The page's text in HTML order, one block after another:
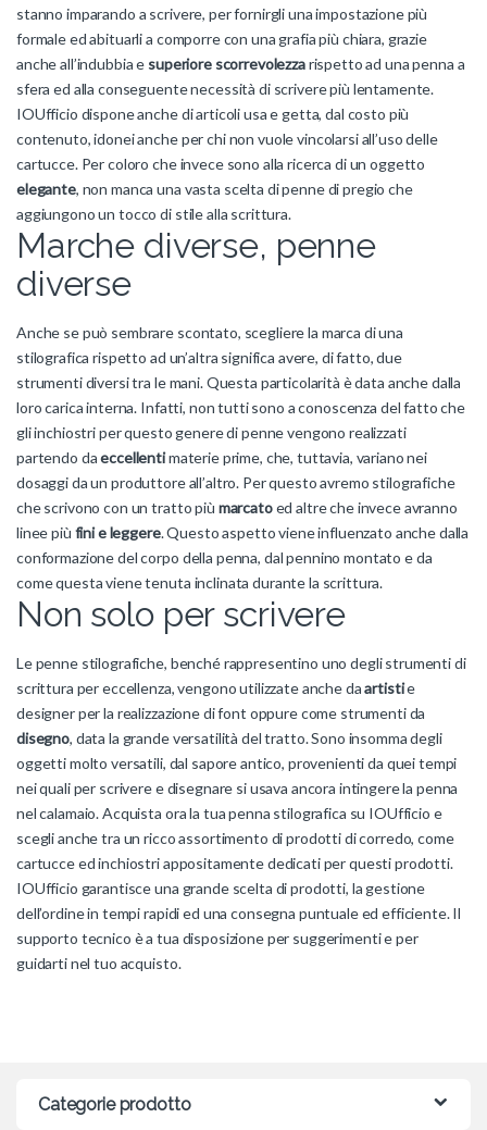
stanno imparando a scrivere, per fornirgli una impostazione più
formale ed abituarli a comporre con una grafia più chiara, grazie
anche all’indubbia e superiore scorrevolezzarispetto ad una penna a
sfera ed alla conseguente necessità di scrivere più lentamente.
IOUfficio dispone anche di articoli usa e getta, dal costo più
contenuto, idonei anche per chi non vuole vincolarsi all’uso delle
cartucce. Per coloro che invece sono alla ricerca di un oggetto
elegante, non manca una vasta scelta di penne di pregio che
aggiungono un tocco di stile alla scrittura.
Marche diverse, penne
diverse
Anche se può sembrare scontato, scegliere la marca di una
stilografica rispetto ad un’altra significa avere, di fatto, due
strumenti diversi tra le mani. Questa particolarità è data anche dalla
loro carica interna. Infatti, non tutti sono a conoscenza del fatto che
gli inchiostri per questo genere di penne vengono realizzati
partendo daeccellentimaterie prime, che, tuttavia, variano nei
dosaggi da un produttore all’altro. Per questo avremo stilografiche
che scrivono con un tratto più marcatoed altre che invece avranno
linee più fini e leggere. Questo aspetto viene influenzato anche dalla
conformazione del corpo della penna, dal pennino montato e da
come questa viene tenuta inclinata durante la scrittura.
Non solo per scrivere
Le penne stilografiche, benché rappresentino uno degli strumenti di
scrittura per eccellenza, vengono utilizzate anche daartistie
designer per la realizzazione di font oppure come strumenti da
disegno, data la grande versatilità del tratto. Sono insomma degli
oggetti molto versatili, dal sapore antico, provenienti da quei tempi
nei quali per scrivere e disegnare si usava ancora intingere la penna
nel calamaio. Acquista ora la tua penna stilografica su IOUfficio e
scegli anche tra un ricco assortimento di prodotti di corredo, come
cartucce ed inchiostri appositamente dedicati per questi prodotti.
IOUfficio garantisce una grande scelta di prodotti, la gestione
dell’ordine in tempi rapidi ed una consegna puntuale ed efficiente. Il
supporto tecnico è a tua disposizione per suggerimenti e per
guidarti nel tuo acquisto.
Categorie prodotto